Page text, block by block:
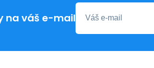
na váš e-mail